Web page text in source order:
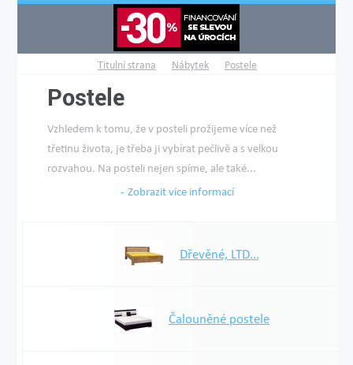
Titulní strana Nábytek Postele
Postele
Vzhledem k tomu, že v posteli prožijeme více než
třetinu života, je třeba ji vybírat pečlivě a s velkou
rozvahou. Na posteli nejen spíme, ale také...
Zobrazit více informací
Dřevěné, LTD...
Čalouněné postele